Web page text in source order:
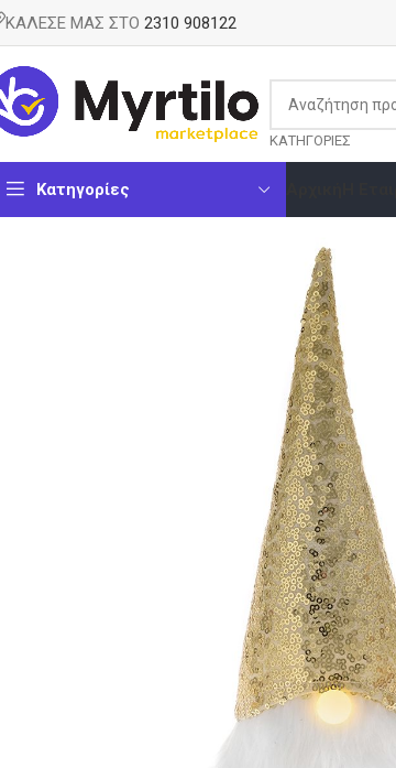
ΚΑΛΕΣΕ ΜΑΣ ΣΤΟ 2310 908122
ΚΑΤΗΓΟΡΊΕΣ
Κατηγορίες